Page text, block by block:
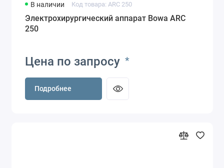
В наличии Код товара: ARC 250
Электрохирургический аппарат Bowa ARC
250
Цена по запросу *
Подробнее